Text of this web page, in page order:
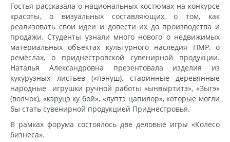
Гостья рассказала о национальных костюмах на конкурсе
красоты, о визуальных составляющих, о том, как
реализовать свои идеи и довести их до производства и
продажи. Студенты узнали много нового о недвижимых
материальных объектах культурного наследия ПМР, о
ремёслах, о приднестровской сувенирной продукции.
Наталья Александровна презентовала изделия из
кукурузных листьев («пэнуш), старинные деревянные
народные игрушки ручной работы «ынвыртитэ», «Зыгэ»
(волчок), «кэруцэ ку бой», «луптэ цапилор», которые могли
бы стать сувенирной продукцией Приднестровья.
В рамках форума состоялось две деловые игры «Колесо
бизнеса».